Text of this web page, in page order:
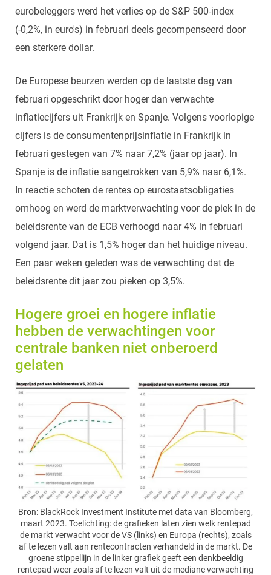
eurobeleggers werd het verlies op de S&P 500-index
(-0,2%, in euro's) in februari deels gecompenseerd door
een sterkere dollar.
De Europese beurzen werden op de laatste dag van
februari opgeschrikt door hoger dan verwachte
inflatiecijfers uit Frankrijk en Spanje. Volgens voorlopige
cijfers is de consumentenprijsinflatie in Frankrijk in
februari gestegen van 7% naar 7,2% (jaar op jaar). In
Spanje is de inflatie aangetrokken van 5,9% naar 6,1%.
In reactie schoten de rentes op eurostaatsobligaties
omhoog en werd de marktverwachting voor de piek in de
beleidsrente van de ECB verhoogd naar 4% in februari
volgend jaar. Dat is 1,5% hoger dan het huidige niveau.
Een paar weken geleden was de verwachting dat de
beleidsrente dit jaar zou pieken op 3,5%.
Hogere groei en hogere inflatie
hebben de verwachtingen voor
centrale banken niet onberoerd
gelaten
Bron: BlackRock Investment Institute met data van Bloomberg,
maart 2023. Toelichting: de grafieken laten zien welk rentepad
de markt verwacht voor de VS (links) en Europa (rechts), zoals
af te lezen valt aan rentecontracten verhandeld in de markt. De
groene stippellijn in de linker grafiek geeft een denkbeeldig
rentepad weer zoals af te lezen valt uit de mediane verwachting